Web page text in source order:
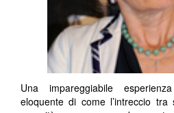
Una impareggiabile
eloquente di come l’intreccio